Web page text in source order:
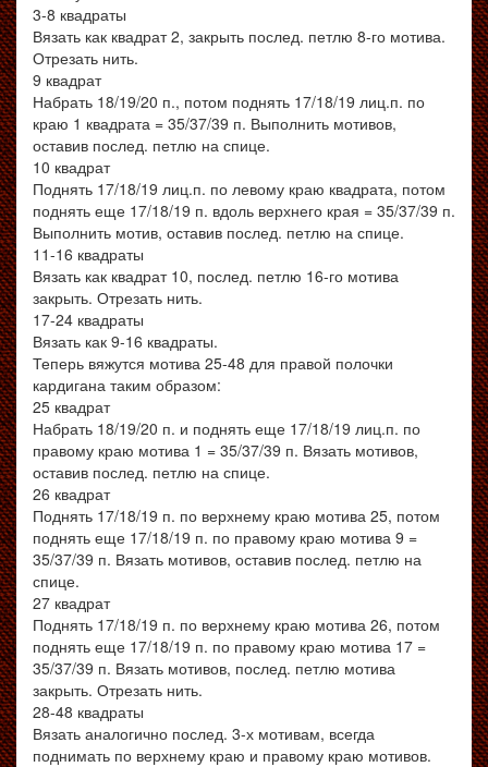
3-8 квадраты
Вязать как квадрат 2, закрыть послед. петлю 8-го мотива.
Отрезать нить.
9 квадрат
Набрать 18/19/20 п., потом поднять 17/18/19 лиц.п. по
краю 1 квадрата = 35/37/39 п. Выполнить мотивов,
оставив послед. петлю на спице.
10 квадрат
Поднять 17/18/19 лиц.п. по левому краю квадрата, потом
поднять еще 17/18/19 п. вдоль верхнего края = 35/37/39 п.
Выполнить мотив, оставив послед. петлю на спице.
11-16 квадраты
Вязать как квадрат 10, послед. петлю 16-го мотива
закрыть. Отрезать нить.
17-24 квадраты
Вязать как 9-16 квадраты.
Теперь вяжутся мотива 25-48 для правой полочки
кардигана таким образом:
25 квадрат
Набрать 18/19/20 п. и поднять еще 17/18/19 лиц.п. по
правому краю мотива 1 = 35/37/39 п. Вязать мотивов,
оставив послед. петлю на спице.
26 квадрат
Поднять 17/18/19 п. по верхнему краю мотива 25, потом
поднять еще 17/18/19 п. по правому краю мотива 9 =
35/37/39 п. Вязать мотивов, оставив послед. петлю на
спице.
27 квадрат
Поднять 17/18/19 п. по верхнему краю мотива 26, потом
поднять еще 17/18/19 п. по правому краю мотива 17 =
35/37/39 п. Вязать мотивов, послед. петлю мотива
закрыть. Отрезать нить.
28-48 квадраты
Вязать аналогично послед. 3-х мотивам, всегда
поднимать по верхнему краю и правому краю мотивов.